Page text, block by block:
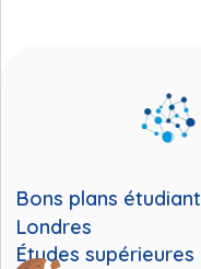
Bons plans étudiant
Londres
Études supérieures